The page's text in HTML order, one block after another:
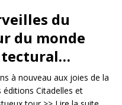
du
du monde
à nouveau aux joies de la
Citadelles et